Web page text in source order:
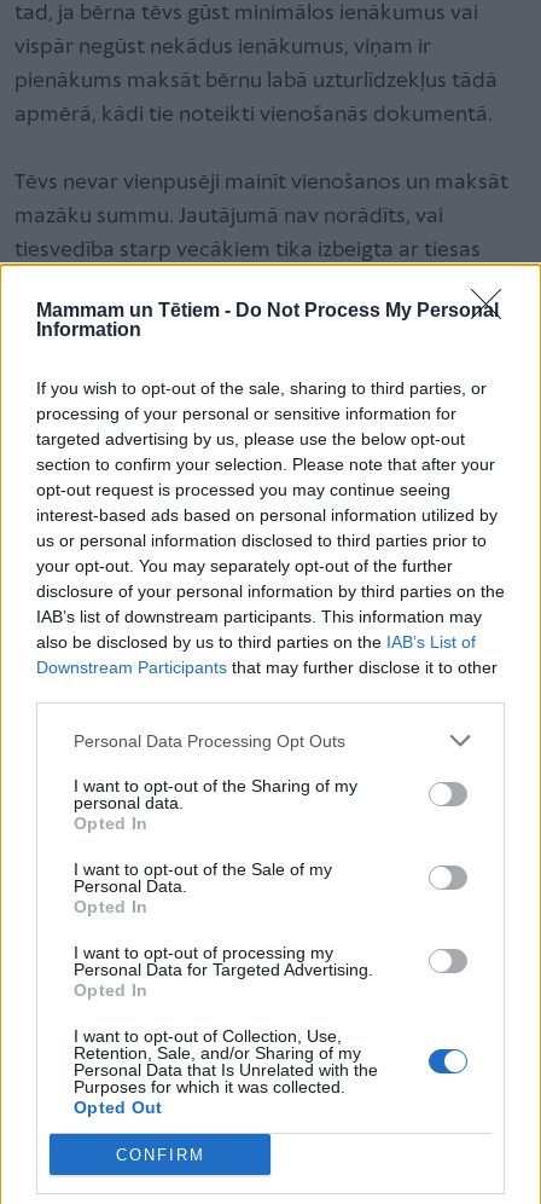
Mammam un Tētiem - Do Not Process My Personal
Information
If you wish to opt-out of the sale, sharing to third parties, or
processing of your personal or sensitive information for
targeted advertising by us, please use the below opt-out
section to confirm your selection. Please note that after your
opt-out request is processed you may continue seeing
interest-based ads based on personal information utilized by
us or personal information disclosed to third parties prior to
your opt-out. You may separately opt-out of the further
disclosure of your personal information by third parties on the
IAB’s list of downstream participants. This information may
also be disclosed by us to third parties on the IAB’s List of
Downstream Participants that may further disclose it to other
Personal Data Processing Opt Outs
I want to opt-out of the Sharing of my
personal data.
Opted In
I want to opt-out of the Sale of my
Personal Data.
Opted In
I want to opt-out of processing my
Personal Data for Targeted Advertising.
Opted In
I want to opt-out of Collection, Use,
Retention, Sale, and/or Sharing of my
Personal Data that Is Unrelated with the
Purposes for which it was collected.
Opted Out
CONFIRM
tad, ja bērna tēvs gūst minimālos ienākumus vai
vispār negūst nekādus ienākumus, viņam ir
pienākums maksāt bērnu labā uzturlīdzekļus tādā
apmērā, kādi tie noteikti vienošanās dokumentā.
Tēvs nevar vienpusēji mainīt vienošanos un maksāt
mazāku summu. Jautājumā nav norādīts, vai
tiesvedība starp vecākiem tika izbeigta ar tiesas
lēmumu par izlīguma apstiprināšanu. Ja šāds tiesas
lēmums būtu, tad gadījumā, ja tēvs kavētu
māte uzreiz varētu lūgt zvērināta tiesu izpildītāja
palīdzību, lai piedzītu uzturlīdzekļus.
Turpretim, ja tiesas lēmuma nav, bet ir tikai pušu
parakstīta vienošanās, tad nemaksāšanas vai
kavējumu gadījumā mammai vajadzēs celt prasību
tiesā un prasīt gan uzturlīdzekļu piedziņu uz
priekšdienām, gan radušā parāda piedziņu.
Soli pa solim – kā mājās pagatavot īstenas angļu
brokastis
Velta Straume: “Esmu kā vējš – te negants, te
maigi glāstošs”
Neparasts izskaidrojums tam, kāpēc dažreiz
telefonā – un tā nav nostalģija